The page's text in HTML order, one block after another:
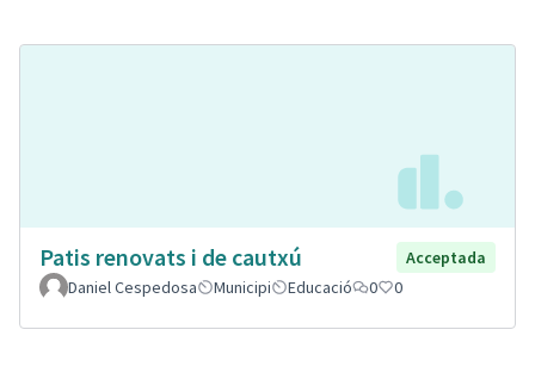
Patis renovats i de cautxú
Acceptada
Daniel Cespedosa
Municipi Educació 0 0